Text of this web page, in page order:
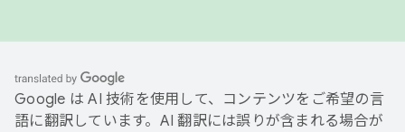
Google は AI 技術を使用して、コンテンツをご希望の言
語に翻訳しています。AI 翻訳には誤りが含まれる場合が